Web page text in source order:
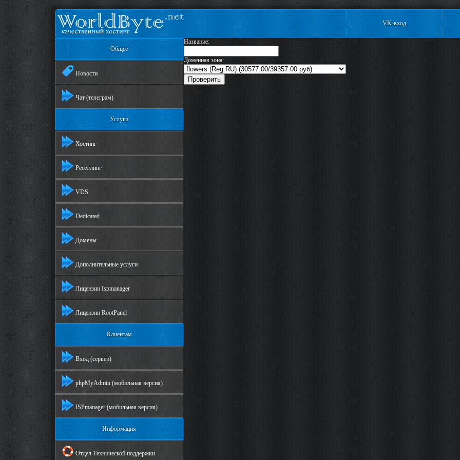
VK-вход
Общее
Новости
Чат (телеграм)
Услуги
Хостинг
Реселлинг
VDS
Dedicated
Домены
Дополнительные услуги
Лицензии Ispmanager
Лицензии RootPanel
Клиентам
Вход (сервер)
phpMyAdmin (мобильная версия)
ISPmanager (мобильная версия)
Информация
Отдел Технической поддержки
Название:
Доменная зона: